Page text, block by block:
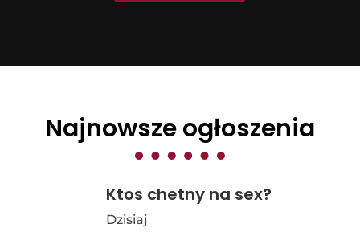
Najnowsze ogłoszenia
Ktos chetny na sex?
Dzisiaj